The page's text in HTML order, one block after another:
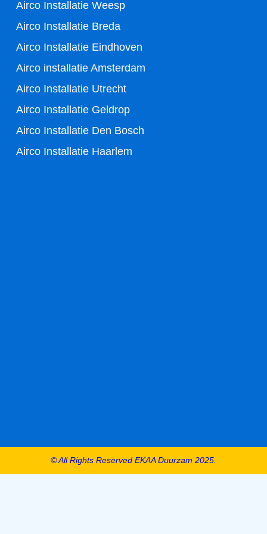
Airco Installatie Weesp
Airco Installatie Breda
Airco Installatie Eindhoven
Airco installatie Amsterdam
Airco Installatie Utrecht
Airco Installatie Geldrop
Airco Installatie Den Bosch
Airco Installatie Haarlem
© All Rights Reserved EKAA Duurzam 2025.